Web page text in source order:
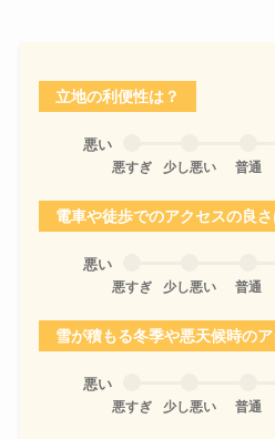
立地の利便性は？
悪い
悪すぎ 少し悪い 普通
電車や徒歩でのアクセスの良さ
悪い
悪すぎ 少し悪い 普通
雪が積もる冬季や悪天候時のア
悪い
悪すぎ 少し悪い 普通